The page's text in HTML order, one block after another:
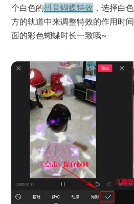
个白色的抖音蝴蝶特效 ，选择白
方的轨道中来调整特效的作用时
面的彩色蝴蝶时长一致哦~